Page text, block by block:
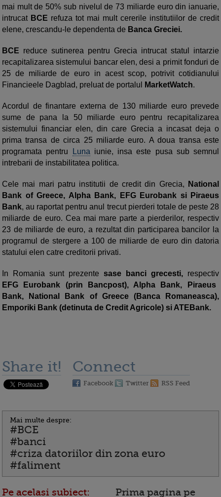
mai mult de 50% sub nivelul de 73 miliarde euro din ianuarie,
intrucat BCE refuza tot mai mult cererile institutiilor de credit
elene, crescandu-le dependenta de Banca Greciei.
BCE reduce sutinerea pentru Grecia intrucat statul intarzie
recapitalizarea sistemului bancar elen, desi a primit fonduri de
25 de miliarde de euro in acest scop, potrivit cotidianului
Financieele Dagblad, preluat de portalul
MarketWatch.
Acordul de finantare externa de 130 miliarde euro prevede
sume de pana la 50 miliarde euro pentru recapitalizarea
sistemului financiar elen, din care Grecia a incasat deja o
prima transa de circa 25 miliarde euro. A doua transa este
programata pentru
Luna iunie, insa este pusa sub semnul
intrebarii de instabilitatea politica.
Cele mai mari patru institutii de credit din Grecia,
National
Bank of Greece, Alpha Bank, EFG Eurobank si Piraeus
Bank, au raportat pentru anul trecut pierderi totale de peste 28
miliarde de euro. Cea mai mare parte a pierderilor, respectiv
23 de miliarde de euro, a rezultat din participarea bancilor la
programul de stergere a 100 de miliarde de euro din datoria
statului elen catre creditorii privati.
In Romania sunt prezente sase banci grecesti, respectiv
EFG Eurobank (prin Bancpost), Alpha Bank, Piraeus
Bank, National Bank of Greece (Banca Romaneasca),
Emporiki Bank (detinuta de Credit Agricole) si ATEBank.
Share it! Connect
Facebook Twitter RSS Feed
Mai multe despre:
#BCE
#banci
#criza datoriilor din zona euro
#faliment
Pe acelasi subiect:
Prima pagina pe